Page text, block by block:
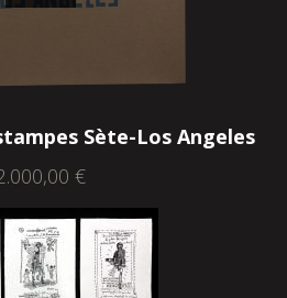
Sète-Los Angeles
€